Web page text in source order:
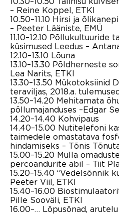
– Reine Koppel, ETKI
10.50–11.10 Hirsi ja
– Peeter Lääniste, EMÜ
11.10–12.10 Põllukultuuride
küsimused Leedus –
12.10–13.10 Lõuna
13.10–13.30 Põldherneste
Lea Narits, ETKI
13.30–13.50 Mükotoksiinid
teraviljas, 2018.a.
13.50–14.20 Mehitamata
põllumajanduses –Edgar
14.20–14.40 Kohvipaus
14.40–15.00 Nutitelefoni
taimedele omastatava
hindamiseks – Tõnis
15.00–15.20 Mulla
percoandurite abil – Tiit
15.20–15.40 “Vedelsõnnik
Peeter Viil, ETKI
15.40–16.00
Pille Sooväli, ETKI
16.00–… Lõpusõnad, arutelu